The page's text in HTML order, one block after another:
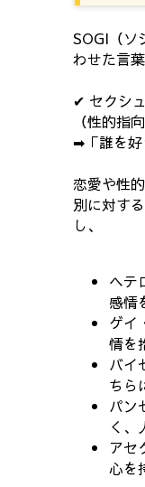
SOGI（ソ
わせた言葉
✔ セクシ
（性的指向
➡「誰を好
恋愛や性
別に対す
し、
ヘテ
感情
ゲイ
情を
バイ
ちら
パン
く、
アセ
心を